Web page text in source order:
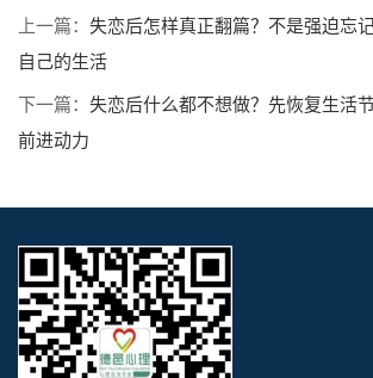
上一篇： 失恋后怎样真正翻篇？不是强迫忘
自己的生活
下一篇： 失恋后什么都不想做？先恢复生活
前进动力